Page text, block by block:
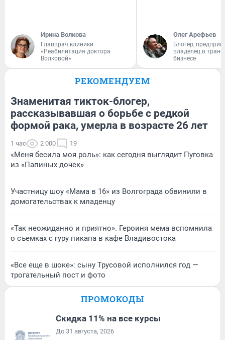
Ирина Волкова
Главврач клиники
«Реабилитация доктора
Волковой»
Олег Арефьев
Блогер,
владелец в
бизнесе
РЕКОМЕНДУЕМ
Знаменитая тикток-блогер,
рассказывавшая о борьбе с редкой
формой рака, умерла в возрасте 26 лет
1 час 2 000 19
«Меня бесила моя роль»: как сегодня выглядит Пуговка
из «Папиных дочек»
Участницу шоу «Мама в 16» из Волгограда обвинили в
домогательствах к младенцу
«Так неожиданно и приятно». Героиня мема вспомнила
о съемках с гуру пикапа в кафе Владивостока
«Все еще в шоке»: сыну Трусовой исполнился год —
трогательный пост и фото
ПРОМОКОДЫ
Скидка 11% на все курсы
До 31 августа, 2026